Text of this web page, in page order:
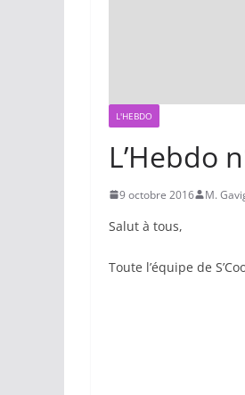
L'HEBDO
L’Hebdo
9 octobre 2016 M.
Salut à tous,
Toute l’équipe de